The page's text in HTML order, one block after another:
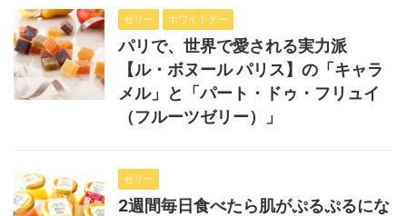
ゼリー ホワイトデー
パリで、世界で愛される実力派
【ル・ボヌール パリス】の「キャラ
メル」と「パート・ドゥ・フリュイ
（フルーツゼリー）」
ゼリー
2週間毎日食べたら肌がぷるぷるにな